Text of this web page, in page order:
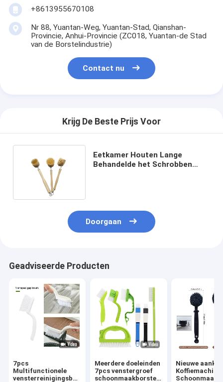
+8613955670108
Nr 88, Yuantan-Weg, Yuantan-Stad, Qianshan-
Provincie, Anhui-Provincie (ZC018, Yuantan-de Stad
van de Borstelindustrie)
Contact nu
Krijg De Beste Prijs Voor
Eetkamer Houten Lange
Behandelde het Schrobben
Doorgaan
Geadviseerde Producten
7pcs
Multifunctionele
vensterreinigingsborstel
Meerdere doeleinden
7pcs venstergroef
schoonmaakborstel
Nieuwe
Koffiemachine